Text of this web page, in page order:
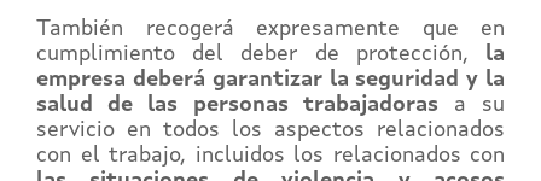
También recogerá expresamente que en
cumplimiento del deber de protección, la
empresa deberá garantizar la seguridad y la
salud de las personas trabajadoras a su
servicio en todos los aspectos relacionados
con el trabajo, incluidos los relacionados con